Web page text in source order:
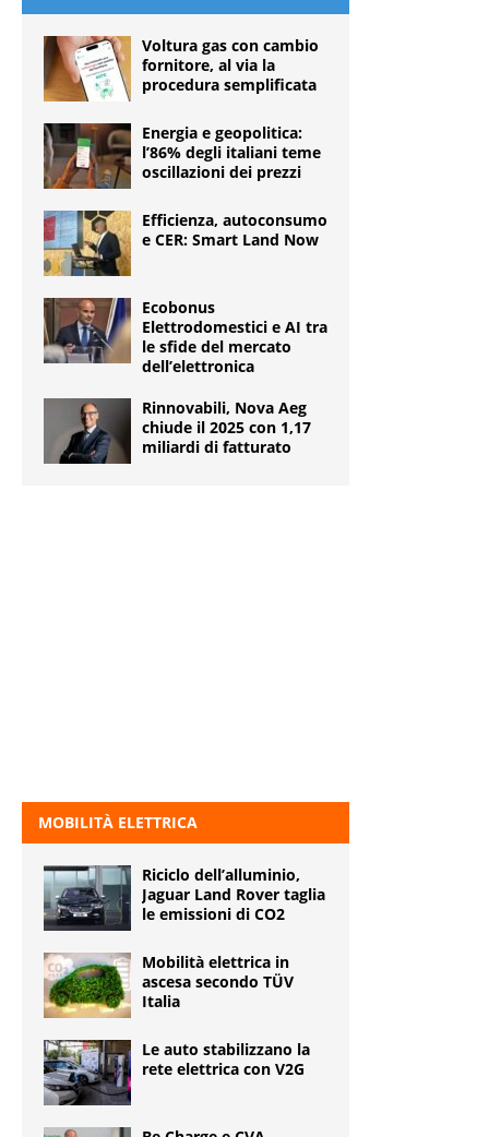
Voltura gas con cambio
fornitore, al via la
procedura semplificata
Energia e geopolitica:
l’86% degli italiani teme
oscillazioni dei prezzi
Efficienza, autoconsumo
e CER: Smart Land Now
Ecobonus
Elettrodomestici e AI tra
le sfide del mercato
dell’elettronica
Rinnovabili, Nova Aeg
chiude il 2025 con 1,17
miliardi di fatturato
MOBILITÀ ELETTRICA
Riciclo dell’alluminio,
Jaguar Land Rover taglia
le emissioni di CO2
Mobilità elettrica in
ascesa secondo TÜV
Italia
Le auto stabilizzano la
rete elettrica con V2G